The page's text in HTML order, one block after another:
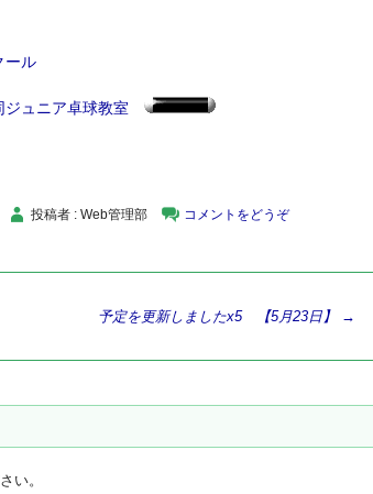
ール
ュニア卓球教室
投稿者 : Web管理部 コメントをどうぞ
予定を更新しましたx5 【5月23日】 →
い。